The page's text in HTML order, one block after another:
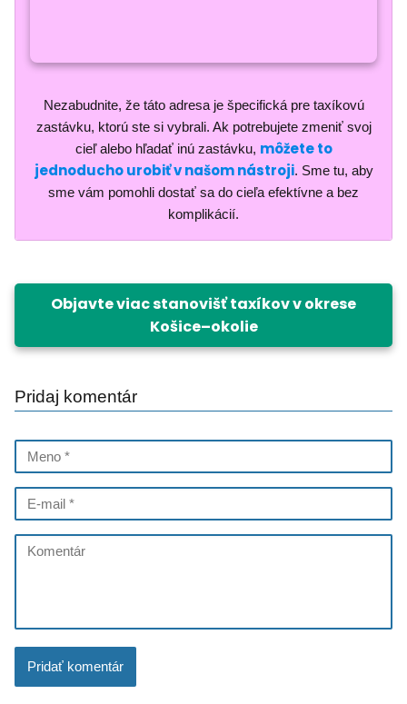
Nezabudnite, že táto adresa je špecifická pre taxíkovú
zastávku, ktorú ste si vybrali. Ak potrebujete zmeniť svoj
cieľ alebo hľadať inú zastávku, môžete to
jednoducho urobiť v našom nástroji. Sme tu, aby
sme vám pomohli dostať sa do cieľa efektívne a bez
komplikácií.
Objavte viac stanovišť taxíkov v okrese
Košice–okolie
Pridaj komentár